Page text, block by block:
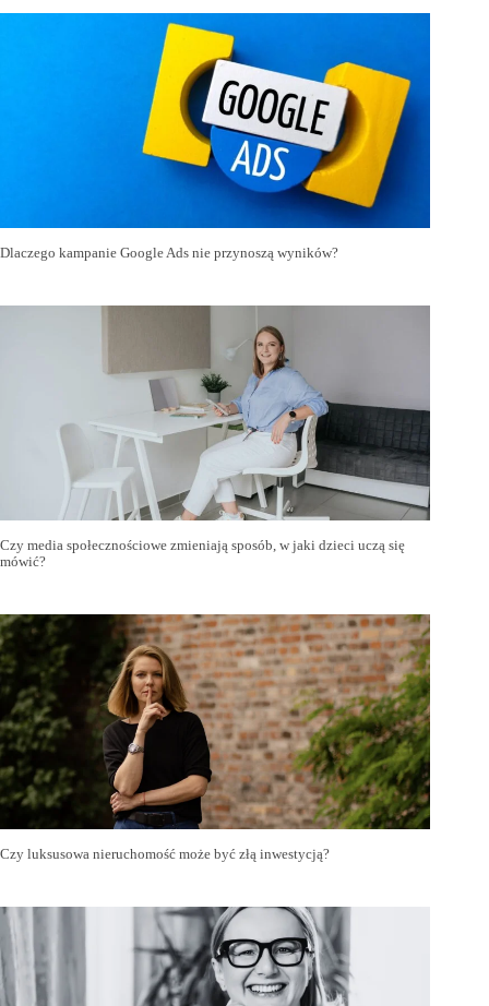
Dlaczego kampanie Google Ads nie przynoszą wyników?
Czy media społecznościowe zmieniają sposób, w jaki dzieci uczą się
mówić?
Czy luksusowa nieruchomość może być złą inwestycją?